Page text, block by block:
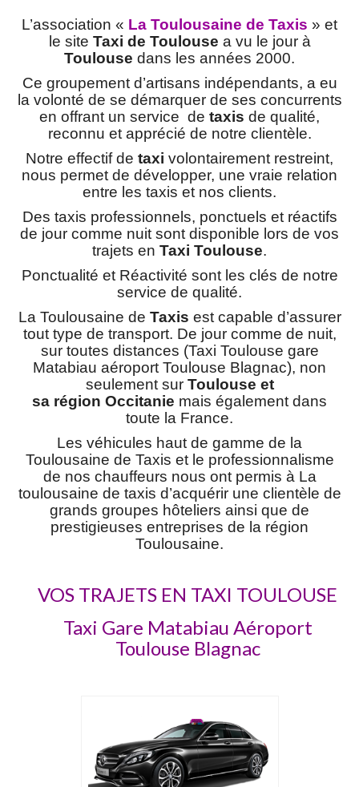
L’association « La Toulousaine de Taxis » et
le site Taxi de Toulouse a vu le jour à
Toulouse dans les années 2000.
Ce groupement d’artisans indépendants, a eu
la volonté de se démarquer de ses concurrents
en offrant un service de taxis de qualité,
reconnu et apprécié de notre clientèle.
Notre effectif de taxi volontairement restreint,
nous permet de développer, une vraie relation
entre les taxis et nos clients.
Des taxis professionnels, ponctuels et réactifs
de jour comme nuit sont disponible lors de vos
trajets en Taxi Toulouse.
Ponctualité et Réactivité sont les clés de notre
service de qualité.
La Toulousaine de Taxis est capable d’assurer
tout type de transport. De jour comme de nuit,
sur toutes distances (Taxi Toulouse gare
Matabiau aéroport Toulouse Blagnac), non
seulement sur Toulouse et
sa région Occitanie mais également dans
toute la France.
Les véhicules haut de gamme de la
Toulousaine de Taxis et le professionnalisme
de nos chauffeurs nous ont permis à La
toulousaine de taxis d’acquérir une clientèle de
grands groupes hôteliers ainsi que de
prestigieuses entreprises de la région
Toulousaine.
VOS TRAJETS EN TAXI TOULOUSE
Taxi Gare Matabiau Aéroport
Toulouse Blagnac